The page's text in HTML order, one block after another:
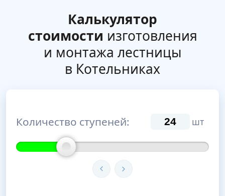
Калькулятор
стоимости изготовления
и монтажа лестницы
в Котельниках
Количество ступеней: шт